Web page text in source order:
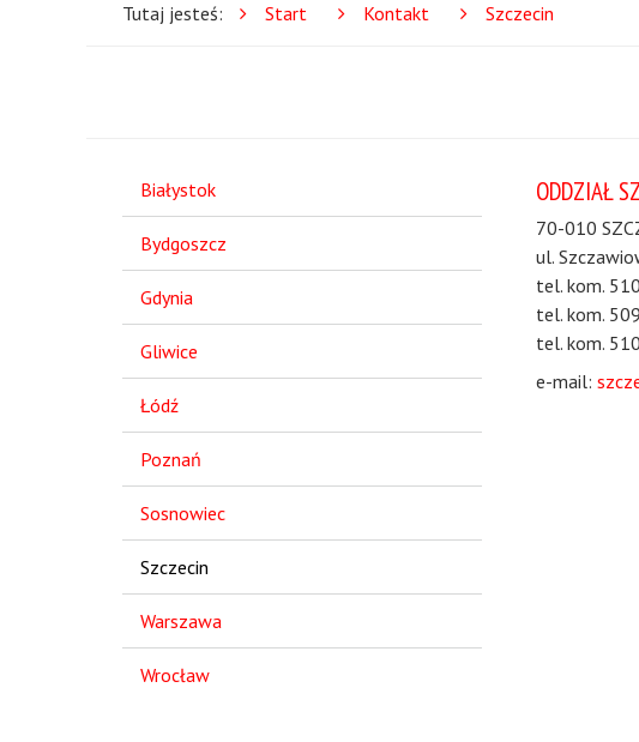
Tutaj jesteś: Start Kontakt Szczecin
Białystok
Bydgoszcz
Gdynia
Gliwice
Łódź
Poznań
Sosnowiec
Szczecin
Warszawa
Wrocław
ODDZIAŁ
70-010
ul.
tel. kom.
tel. kom.
tel. kom.
e-mail: